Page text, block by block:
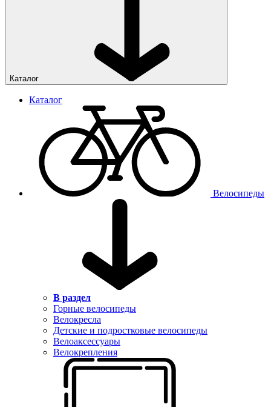
Каталог
Каталог
Велосипеды
В раздел
Горные велосипеды
Велокресла
Детские и подростковые велосипеды
Велоаксессуары
Велокрепления